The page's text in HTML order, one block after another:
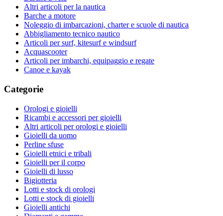
Altri articoli per la nautica
Barche a motore
Noleggio di imbarcazioni, charter e scuole di nautica
Abbigliamento tecnico nautico
Articoli per surf, kitesurf e windsurf
Acquascooter
Articoli per imbarchi, equipaggio e regate
Canoe e kayak
Categorie
Orologi e gioielli
Ricambi e accessori per gioielli
Altri articoli per orologi e gioielli
Gioielli da uomo
Perline sfuse
Gioielli etnici e tribali
Gioielli per il corpo
Gioielli di lusso
Bigiotteria
Lotti e stock di orologi
Lotti e stock di gioielli
Gioielli antichi